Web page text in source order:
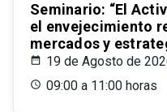
Seminario: “El
el envejecimiento
mercados y
19 de Agosto de
09:00 a 11:00 horas